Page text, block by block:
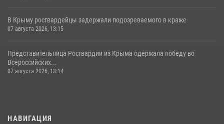
В Крыму росгвардейцы задержали подозреваемого в краже
07 августа 2026, 13:15
Представительница Росгвардии из Крыма одержала победу во
Всероссийских...
07 августа 2026, 13:14
НАВИГАЦИЯ